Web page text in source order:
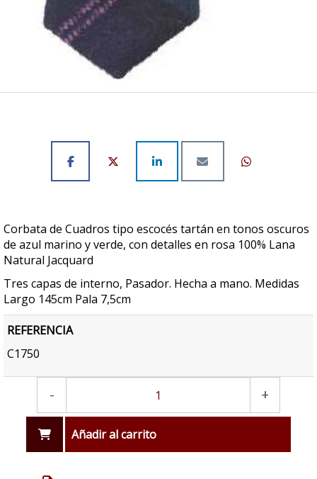
Corbata de Cuadros tipo escocés tartán en tonos oscuros
de azul marino y verde, con detalles en rosa 100% Lana
Natural Jacquard
Tres capas de interno, Pasador. Hecha a mano. Medidas
Largo 145cm Pala 7,5cm
REFERENCIA
C1750
- +
Añadir al carrito